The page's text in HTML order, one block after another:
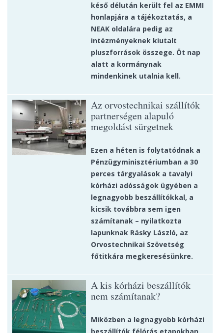
késő délután került fel az EMMI
honlapjára a tájékoztatás, a
NEAK oldalára pedig az
intézményeknek kiutalt
pluszforrások összege. Öt nap
alatt a kormánynak
mindenkinek utalnia kell.
Az orvostechnikai szállítók
partnerségen alapuló
megoldást sürgetnek
Ezen a héten is folytatódnak a
Pénzügyminisztériumban a 30
perces tárgyalások a tavalyi
kórházi adósságok ügyében a
legnagyobb beszállítókkal, a
kicsik továbbra sem igen
számítanak – nyilatkozta
lapunknak Rásky László, az
Orvostechnikai Szövetség
főtitkára megkeresésünkre.
A kis kórházi beszállítók
nem számítanak?
Miközben a legnagyobb kórházi